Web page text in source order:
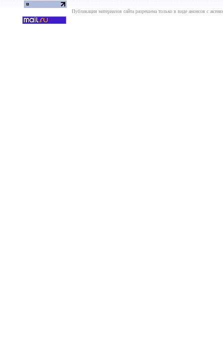
Публикация материалов сайта разрешена только в виде анонсов с